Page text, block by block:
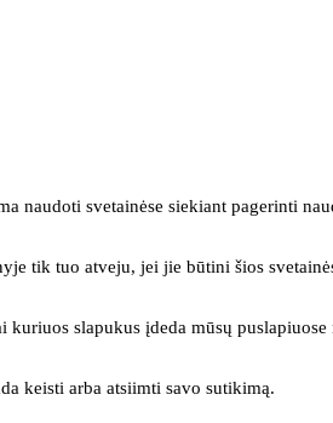
naudoti svetainėse siekiant pagerinti
tik tuo atveju, jei jie būtini šios
slapukus įdeda mūsų
keisti arba atsiimti savo sutikimą.